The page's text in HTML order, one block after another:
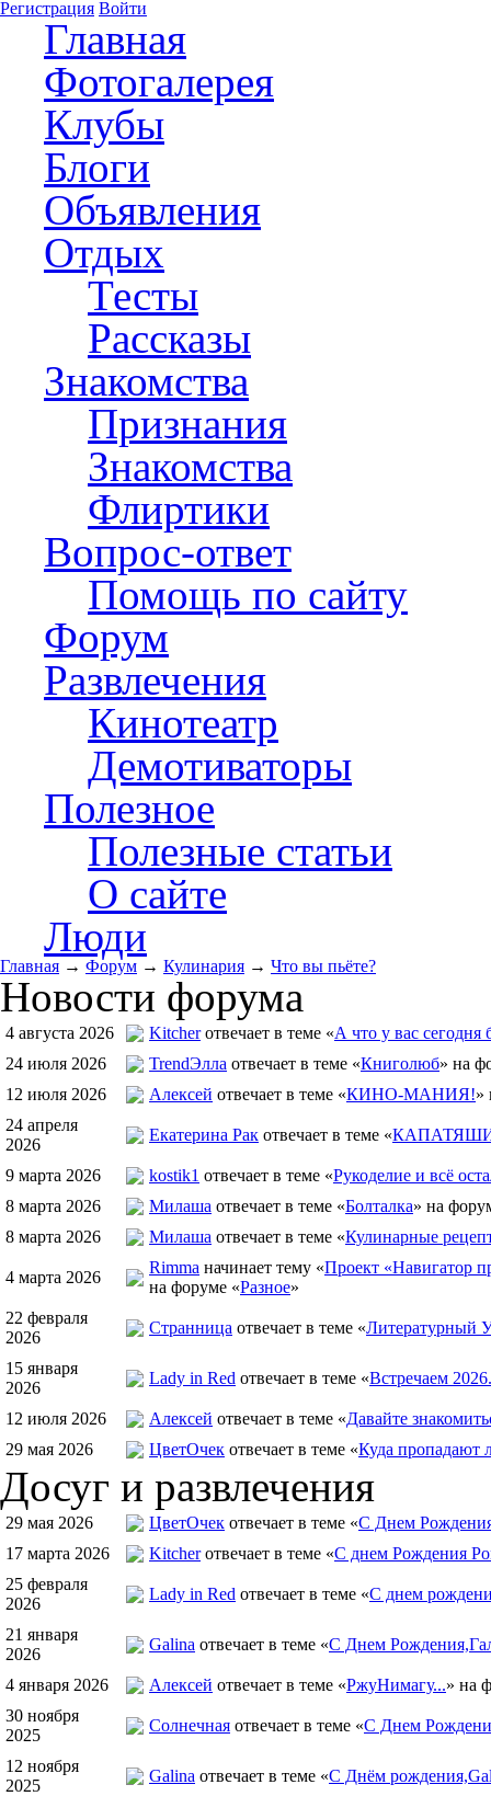
Регистрация Войти
Главная
Фотогалерея
Клубы
Блоги
Объявления
Отдых
Тесты
Рассказы
Знакомства
Признания
Знакомства
Флиртики
Вопрос-ответ
Помощь по сайту
Форум
Развлечения
Кинотеатр
Демотиваторы
Полезное
Полезные статьи
О сайте
Люди
Главная → Форум → Кулинария → Что вы пьёте?
Новости форума
4 августа 2026 Kitcherотвечает в теме «А что у вас сегодня
24 июля 2026
TrendЭлла отвечает в теме «Книголюб» на
12 июля 2026
Алексей отвечает в теме «КИНО-МАНИЯ!»
24 апреля
2026
Екатерина Рак отвечает в теме «КАПАТЯШИ
9 марта 2026 kostik1 отвечает в теме «Рукоделие и всё
8 марта 2026
Милаша отвечает в теме «Болталка» на
8 марта 2026
Милаша отвечает в теме «Кулинарные
4 марта 2026
Rimma начинает тему «Проект «Навигатор
на форуме «Разное»
22 февраля
2026
Странница отвечает в теме «Литературный
15 января
2026
Lady in Red отвечает в теме «Встречаем
12 июля 2026 Алексей отвечает в теме «Давайте
29 мая 2026
ЦветOчек отвечает в теме «Куда пропадают
Досуг и развлечения
29 мая 2026 ЦветOчек отвечает в теме «С Днем
17 марта 2026
Kitcherотвечает в теме «С днем Рождения
25 февраля
2026
Lady in Red отвечает в теме «С днем
21 января
2026
Galina отвечает в теме «С Днем
4 января 2026 Алексей отвечает в теме «РжуНимагу...» на
30 ноября
2025
Солнечная отвечает в теме «С Днем
12 ноября
2025
Galina отвечает в теме «С Днём